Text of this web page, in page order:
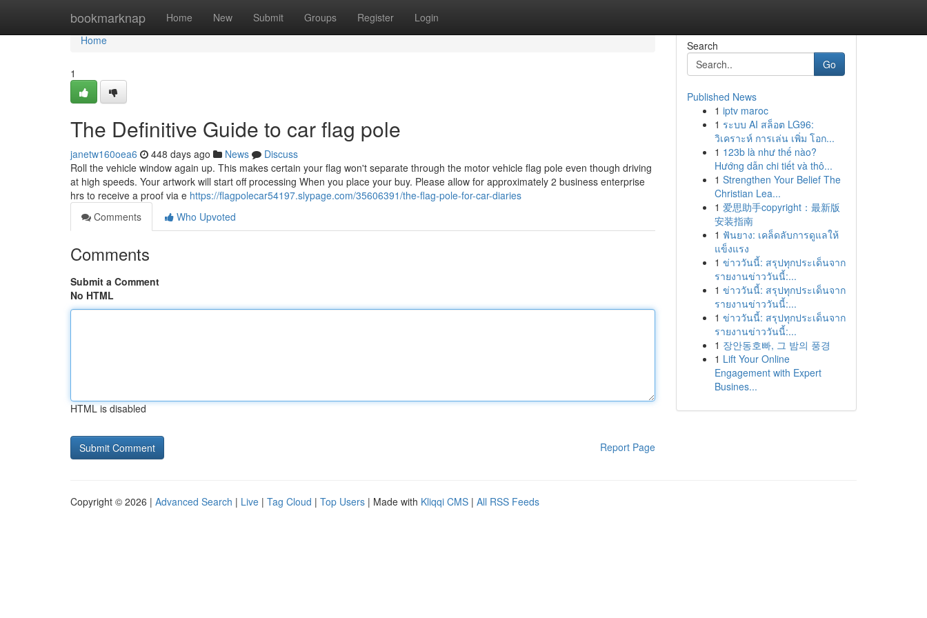
bookmarknap Home New Submit Groups Register Login
Home
Home
1
The Definitive Guide to car flag pole
janetw160oea6 448 days ago News
Discuss
Roll the vehicle window again up. This makes certain your flag won't separate through the motor vehicle flag pole even though driving
at high speeds. Your artwork will start off processing When you place your buy. Please allow for approximately 2 business enterprise
hrs to receive a proof via e https://flagpolecar54197.slypage.com/35606391/the-flag-pole-for-car-diaries
Comments
Who Upvoted
Comments
Submit a Comment
No HTML
HTML is disabled
Report Page
Search
Go
Published News
1 iptv maroc
1 ระบบ AI สล็อต LG96:
วิเคราะห์ การเล่น เพิ่ม โอก...
1 123b là như thế nào?
Hướng dẫn chi tiết và thô...
1 Strengthen Your Belief The
Christian Lea...
1 爱思助手copyright：最新版
安装指南
1 ฟันยาง: เคล็ดลับการดูแลให้
แข็งแรง
1 ข่าววันนี้: สรุปทุกประเด็นจาก
รายงานข่าววันนี้:...
1 ข่าววันนี้: สรุปทุกประเด็นจาก
รายงานข่าววันนี้:...
1 ข่าววันนี้: สรุปทุกประเด็นจาก
รายงานข่าววันนี้:...
1 장안동호빠, 그 밤의 풍경
1 Lift Your Online
Engagement with Expert
Busines...
Copyright © 2026 | Advanced Search | Live | Tag Cloud | Top Users | Made with Kliqqi CMS | All RSS Feeds